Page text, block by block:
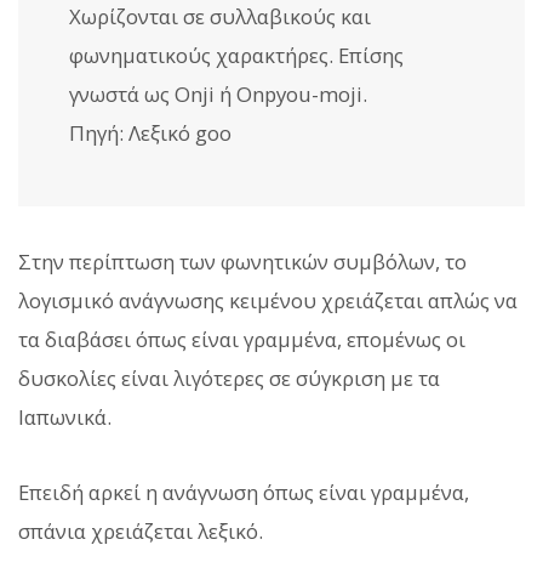
Χωρίζονται σε συλλαβικούς και
φωνηματικούς χαρακτήρες. Επίσης
γνωστά ως Onji ή Onpyou-moji.
Πηγή: Λεξικό goo
Στην περίπτωση των φωνητικών συμβόλων, το
λογισμικό ανάγνωσης κειμένου χρειάζεται απλώς να
τα διαβάσει όπως είναι γραμμένα, επομένως οι
δυσκολίες είναι λιγότερες σε σύγκριση με τα
Ιαπωνικά.
Επειδή αρκεί η ανάγνωση όπως είναι γραμμένα,
σπάνια χρειάζεται λεξικό.